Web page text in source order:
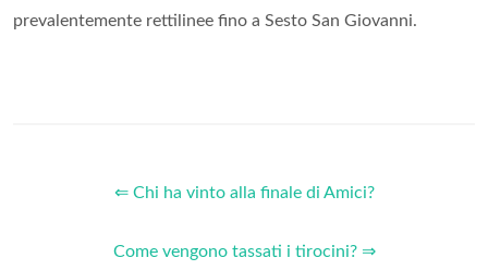
prevalentemente rettilinee fino a Sesto San Giovanni.
⇐ Chi ha vinto alla finale di Amici?
Come vengono tassati i tirocini? ⇒